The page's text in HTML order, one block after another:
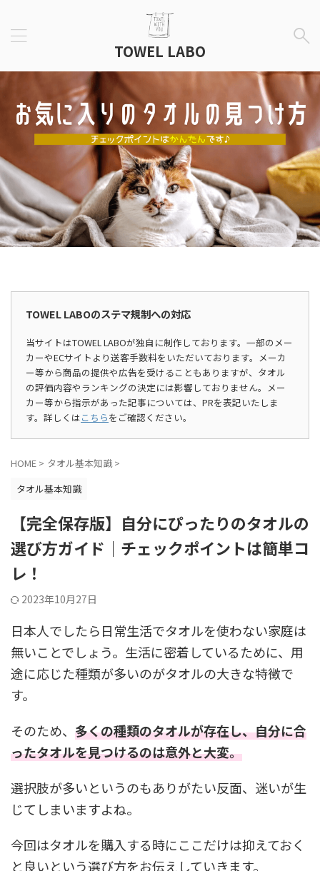
TOWEL LABO
TOWEL LABOのステマ規制への対応
当サイトはTOWEL LABOが独自に制作しております。一部のメー
カーやECサイトより送客手数料をいただいております。メーカ
ー等から商品の提供や広告を受けることもありますが、タオル
の評価内容やランキングの決定には影響しておりません。メー
カー等から指示があった記事については、PRを表記いたしま
す。詳しくはこちらをご確認ください。
HOME > タオル基本知識 >
タオル基本知識
【完全保存版】自分にぴったりのタオルの
選び方ガイド｜チェックポイントは簡単コ
レ！
2023年10月27日
日本人でしたら日常生活でタオルを使わない家庭は
無いことでしょう。生活に密着しているために、用
途に応じた種類が多いのがタオルの大きな特徴で
す。
そのため、 多くの種類のタオルが存在し、自分に合
ったタオルを見つけるのは意外と大変。
選択肢が多いというのもありがたい反面、迷いが生
じてしまいますよね。
今回はタオルを購入する時にここだけは抑えておく
と良いという選び方をお伝えしていきます。